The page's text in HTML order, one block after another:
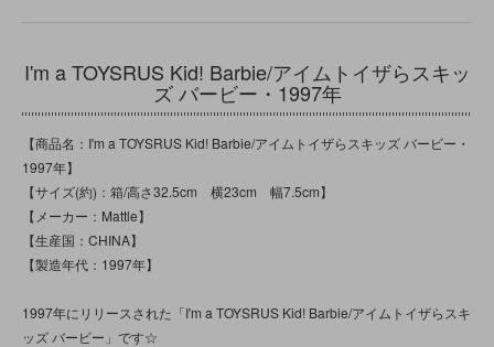
I'm a TOYSRUS Kid! Barbie/アイムトイザらスキッ
ズ バービー・1997年
【商品名：I'm a TOYSRUS Kid! Barbie/アイムトイザらスキッズ バービー・
1997年】
【サイズ(約)：箱/高さ32.5cm 横23cm 幅7.5cm】
【メーカー：Mattle】
【生産国：CHINA】
【製造年代：1997年】
1997年にリリースされた「I'm a TOYSRUS Kid! Barbie/アイムトイザらスキ
ッズ バービー」です☆